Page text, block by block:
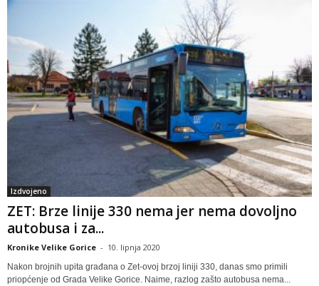
Izdvojeno
ZET: Brze linije 330 nema jer nema dovoljno
autobusa i za...
Kronike Velike Gorice - 10. lipnja 2020
Nakon brojnih upita građana o Zet-ovoj brzoj liniji 330, danas smo primili
priopćenje od Grada Velike Gorice. Naime, razlog zašto autobusa nema...